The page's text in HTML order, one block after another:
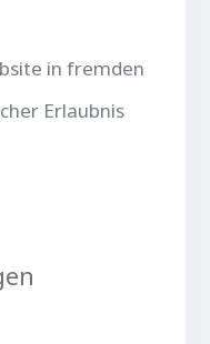
in fremden
Erlaubnis